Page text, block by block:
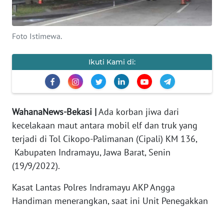
Foto Istimewa.
Ikuti Kami di:
WahanaNews-Bekasi |Ada korban jiwa dari
kecelakaan maut antara mobil elf dan truk yang
terjadi di Tol Cikopo-Palimanan (Cipali) KM 136,
Kabupaten Indramayu, Jawa Barat, Senin
(19/9/2022).
Kasat Lantas Polres Indramayu AKP Angga
Handiman menerangkan, saat ini Unit Penegakkan
KONTAK
KAMI
KAMI
PEDOMAN
SIBER
REDAKSI
KARIR